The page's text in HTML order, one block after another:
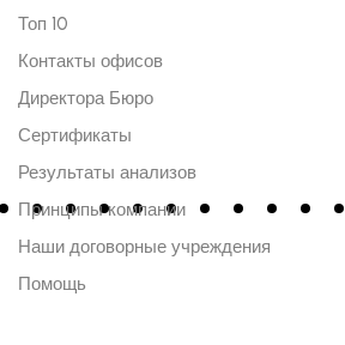
Топ 10
Контакты офисов
Директора Бюро
Сертификаты
Результаты анализов
Принципы компании
Наши договорные учреждения
Помощь